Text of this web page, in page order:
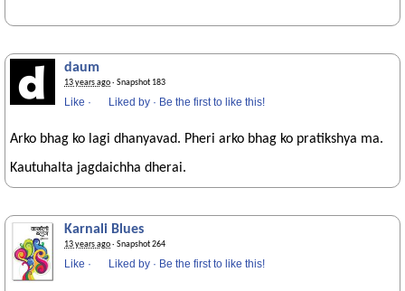
daum
13 years ago· Snapshot 183
Like · Liked by · Be the first to like this!
Arko bhag ko lagi dhanyavad. Pheri arko bhag ko pratikshya ma.
Kautuhalta jagdaichha dherai.
Karnali Blues
13 years ago· Snapshot 264
Like · Liked by · Be the first to like this!